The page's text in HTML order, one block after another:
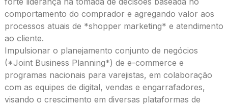
comportamento do comprador e agregando valor aos
processos atuais de *shopper marketing* e atendimento
ao cliente.
Impulsionar o planejamento conjunto de negócios
(*Joint Business Planning*) de e-commerce e
programas nacionais para varejistas, em colaboração
com as equipes de digital, vendas e engarrafadores,
visando o crescimento em diversas plataformas de